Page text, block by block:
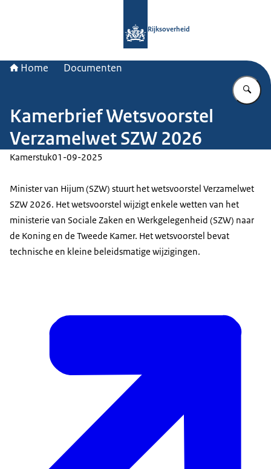
Rijksoverheid
Home Documenten
Kamerbrief Wetsvoorstel
Verzamelwet SZW 2026
Kamerstuk01-09-2025
Minister van Hijum (SZW) stuurt het wetsvoorstel Verzamelwet
SZW 2026. Het wetsvoorstel wijzigt enkele wetten van het
ministerie van Sociale Zaken en Werkgelegenheid (SZW) naar
de Koning en de Tweede Kamer. Het wetsvoorstel bevat
technische en kleine beleidsmatige wijzigingen.